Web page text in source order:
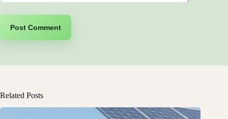
Post Comment
Related Posts